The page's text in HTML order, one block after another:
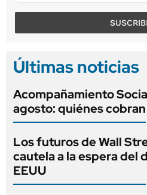
Últimas noticias
Acompañamiento
agosto: quiénes
Los futuros de Wall
cautela a la espera del
EEUU